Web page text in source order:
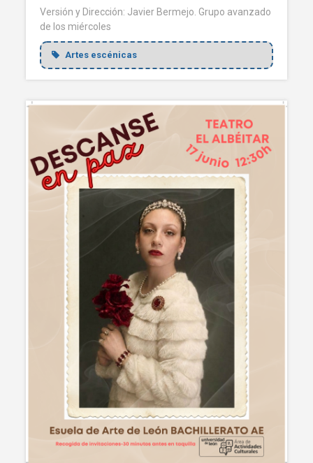
Versión y Dirección: Javier Bermejo. Grupo avanzado
de los miércoles
Artes escénicas